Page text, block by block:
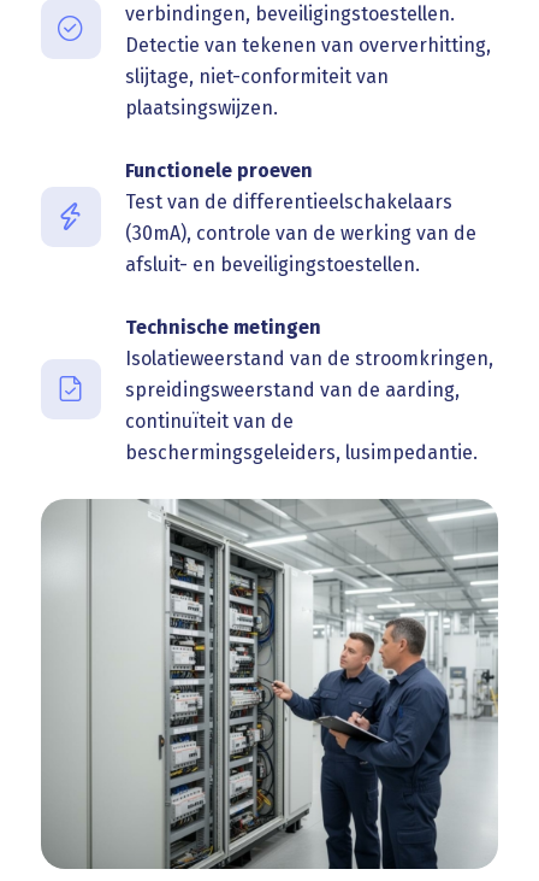
verbindingen, beveiligingstoestellen.
Detectie van tekenen van oververhitting,
slijtage, niet-conformiteit van
plaatsingswijzen.
Functionele proeven
Test van de differentieelschakelaars
(30mA), controle van de werking van de
afsluit- en beveiligingstoestellen.
Technische metingen
Isolatieweerstand van de stroomkringen,
spreidingsweerstand van de aarding,
continuïteit van de
beschermingsgeleiders, lusimpedantie.